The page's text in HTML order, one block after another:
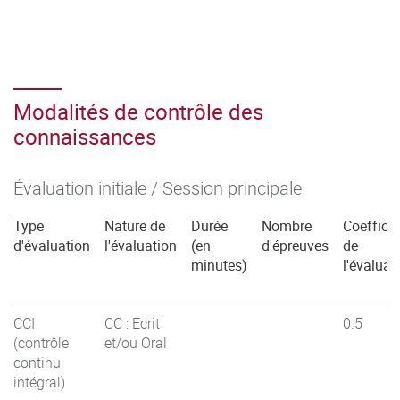
Modalités de contrôle des
connaissances
Évaluation initiale / Session principale
Type
d'évaluation
Nature de
l'évaluation
Durée
(en
minutes)
Nombre
d'épreuves
de
CCI
(contrôle
continu
intégral)
CC : Ecrit
et/ou Oral
0.5